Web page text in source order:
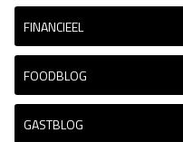
FINANCIEEL
FOODBLOG
GASTBLOG